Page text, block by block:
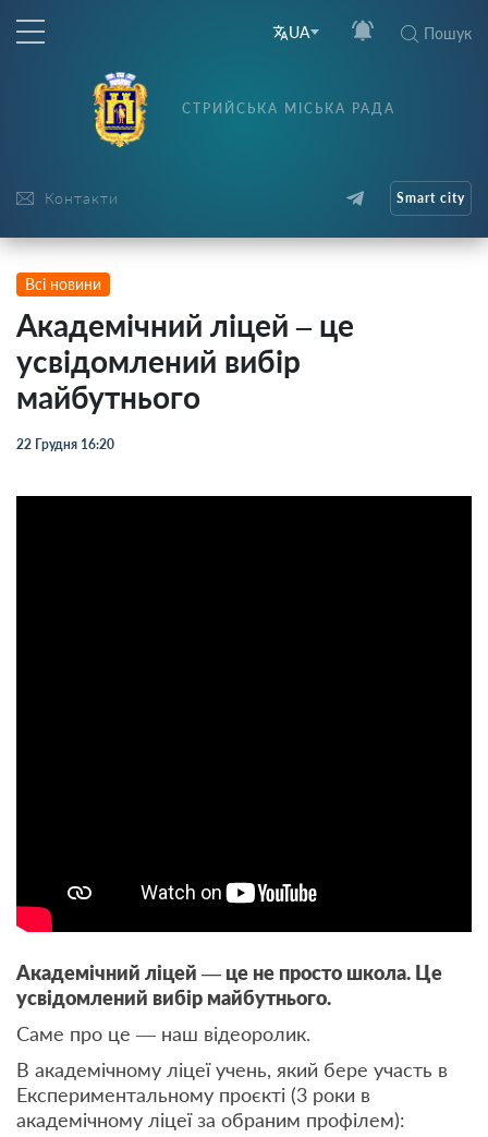
UA Пошук
Контакти
СТРИЙСЬКА МІСЬКА РАДА
Smart city
Всі новини
Академічний ліцей – це
усвідомлений вибір
майбутнього
22 Грудня 16:20
Академічний ліцей — це не просто школа. Це
усвідомлений вибір майбутнього.
Саме про це — наш відеоролик.
В академічному ліцеї учень, який бере участь в
Експериментальному проєкті (3 роки в
академічному ліцеї за обраним профілем):